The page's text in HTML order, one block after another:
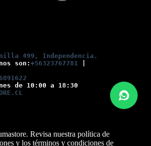
499, Independencia.
son: +56323767781
de 10:00 a 18:30
Revisa nuestra política de
y los términos y condiciones de